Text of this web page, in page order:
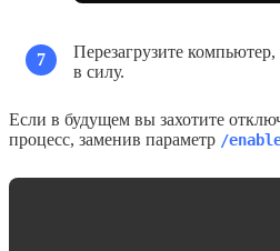
7
Перезагрузите
в силу.
Если в будущем вы захотите
процесс, заменив параметр /